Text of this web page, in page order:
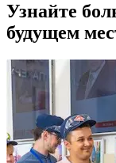
Узнайте
будущем